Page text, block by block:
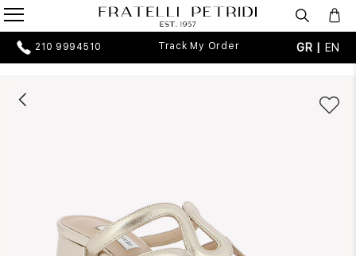
210 9994510 Track My Order GR | EN